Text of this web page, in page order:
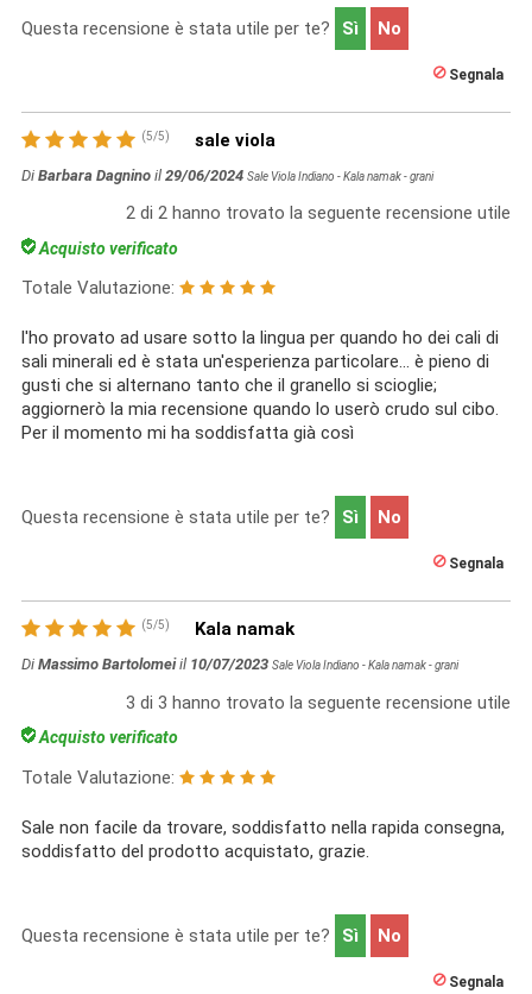
Questa recensione è stata utile per te? Sì No
Segnala
(5/5) sale viola
Di Barbara Dagnino il 29/06/2024 Sale Viola Indiano - Kala namak - grani
2 di 2 hanno trovato la seguente recensione utile
Acquisto verificato
Totale Valutazione:
l'ho provato ad usare sotto la lingua per quando ho dei cali di
sali minerali ed è stata un'esperienza particolare... è pieno di
gusti che si alternano tanto che il granello si scioglie;
aggiornerò la mia recensione quando lo userò crudo sul cibo.
Per il momento mi ha soddisfatta già così
Questa recensione è stata utile per te? Sì No
Segnala
(5/5) Kala namak
Di Massimo Bartolomeiil 10/07/2023 Sale Viola Indiano - Kala namak - grani
3 di 3 hanno trovato la seguente recensione utile
Acquisto verificato
Totale Valutazione:
Sale non facile da trovare, soddisfatto nella rapida consegna,
soddisfatto del prodotto acquistato, grazie.
Questa recensione è stata utile per te? Sì No
Segnala